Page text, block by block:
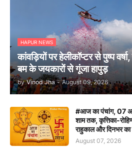
HAPUR NEWS
कांवड़ियों पर हेलीकॉप्टर से पुष्प
बम के जयकारों से गूंजा हापुड़
by Vinod Jha - August 09, 2026
#आज का पंचांग, 07
शाम तक, कृत्तिका-
राहुकाल और दिनभर
August 07, 2026